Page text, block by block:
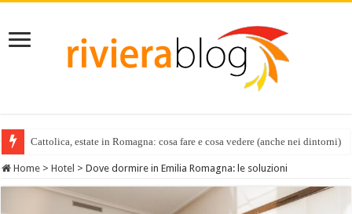
Cattolica, estate in Romagna: cosa fare e cosa vedere (anche nei dintorni)
Home > Hotel > Dove dormire in Emilia Romagna: le soluzioni